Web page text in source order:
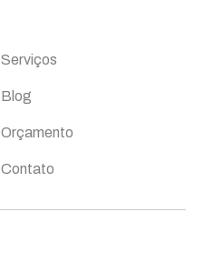
Serviços
Blog
Orçamento
Contato